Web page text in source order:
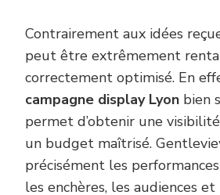
Contrairement aux idées
peut être extrêmement
correctement optimisé. En
campagne display Lyon bien
permet d’obtenir une
un budget maîtrisé.
précisément les
les enchères, les audiences